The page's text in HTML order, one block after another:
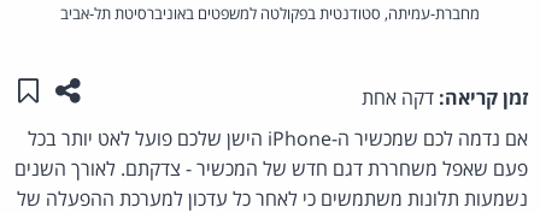
מחברת-עמיתה, סטודנטית בפקולטה למשפטים באוניברסיטת תל-אביב
זמן קריאה: דקה אחת שתפו
אם נדמה לכם שמכשיר ה-iPhone הישן שלכם פועל לאט יותר בכל
פעם שאפל משחררת דגם חדש של המכשיר - צדקתם. לאורך השנים
נשמעות תלונות משתמשים כי לאחר כל עדכון למערכת ההפעלה של